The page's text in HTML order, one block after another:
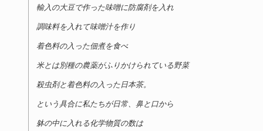
輸入の大豆で作った味噌に防腐剤を入れ
調味料を入れて味噌汁を作り
着色料の入った佃煮を食べ
米とは別種の農薬がふりかけられている野菜
殺虫剤と着色料の入った日本茶。
という具合に私たちが日常、鼻と口から
躰の中に入れる化学物質の数は